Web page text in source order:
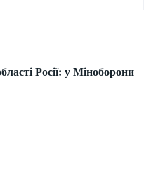
Росії: у Міноборони